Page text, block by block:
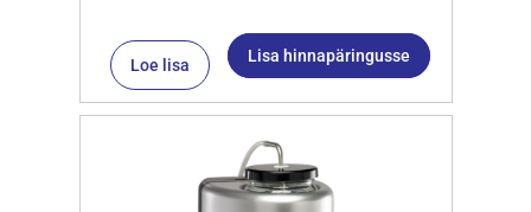
Loe lisa Lisa hinnapäringusse